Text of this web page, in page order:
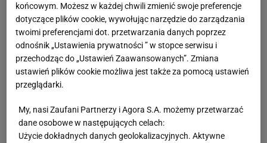
końcowym. Możesz w każdej chwili zmienić swoje preferencje
dotyczące plików cookie, wywołując narzędzie do zarządzania
twoimi preferencjami dot. przetwarzania danych poprzez
odnośnik „Ustawienia prywatności ” w stopce serwisu i
przechodząc do „Ustawień Zaawansowanych”. Zmiana
ustawień plików cookie możliwa jest także za pomocą ustawień
przeglądarki.
My, nasi Zaufani Partnerzy i Agora S.A. możemy przetwarzać
dane osobowe w następujących celach:
Użycie dokładnych danych geolokalizacyjnych. Aktywne